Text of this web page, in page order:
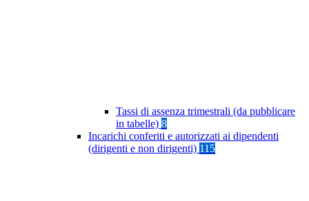
Tassi di assenza trimestrali (da pubblicare
in tabelle) 8
Incarichi conferiti e autorizzati ai dipendenti
(dirigenti e non dirigenti) 115